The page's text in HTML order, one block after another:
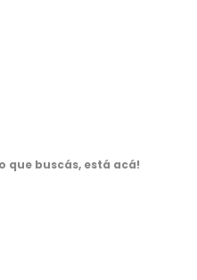
que buscás, está acá!